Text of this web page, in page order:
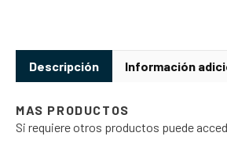
Descripción Información
MAS PRODUCTOS
Si requiere otros productos puede